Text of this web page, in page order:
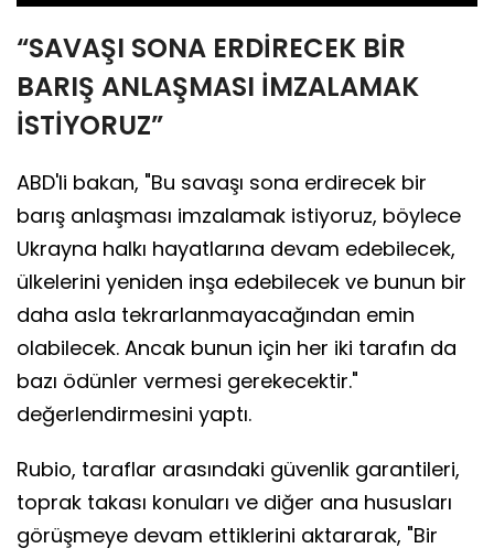
“SAVAŞI SONA ERDİRECEK BİR
BARIŞ ANLAŞMASI İMZALAMAK
İSTİYORUZ”
ABD'li bakan, "Bu savaşı sona erdirecek bir
barış anlaşması imzalamak istiyoruz, böylece
Ukrayna halkı hayatlarına devam edebilecek,
ülkelerini yeniden inşa edebilecek ve bunun bir
daha asla tekrarlanmayacağından emin
olabilecek. Ancak bunun için her iki tarafın da
bazı ödünler vermesi gerekecektir."
değerlendirmesini yaptı.
Rubio, taraflar arasındaki güvenlik garantileri,
toprak takası konuları ve diğer ana hususları
görüşmeye devam ettiklerini aktararak, "Bir